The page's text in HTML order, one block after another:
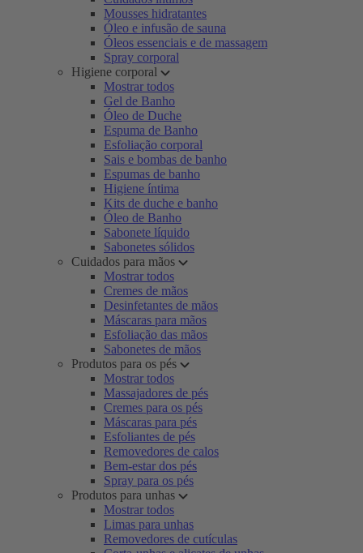
Mousses hidratantes
Óleo e infusão de sauna
Óleos essenciais e de massagem
Spray corporal
Higiene corporal
Mostrar todos
Gel de Banho
Óleo de Duche
Espuma de Banho
Esfoliação corporal
Sais e bombas de banho
Espumas de banho
Higiene íntima
Kits de duche e banho
Óleo de Banho
Sabonete líquido
Sabonetes sólidos
Cuidados para mãos
Mostrar todos
Cremes de mãos
Desinfetantes de mãos
Máscaras para mãos
Esfoliação das mãos
Sabonetes de mãos
Produtos para os pés
Mostrar todos
Massajadores de pés
Cremes para os pés
Máscaras para pés
Esfoliantes de pés
Removedores de calos
Bem-estar dos pés
Spray para os pés
Produtos para unhas
Mostrar todos
Limas para unhas
Removedores de cutículas